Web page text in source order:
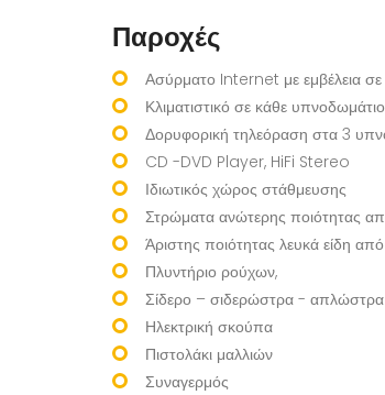
Παροχές
Ασύρματο Internet με εμβέλεια
Κλιματιστικό σε κάθε
Δορυφορική τηλεόραση στα 3
CD -DVD Player, HiFi Stereo
Ιδιωτικός χώρος στάθμευσης
Στρώματα ανώτερης
Άριστης ποιότητας λευκά είδη
Πλυντήριο ρούχων,
Σίδερο – σιδερώστρα - απλώστρα
Ηλεκτρική σκούπα
Πιστολάκι μαλλιών
Συναγερμός